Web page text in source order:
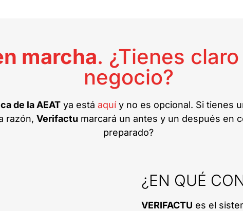
marcha. ¿Tienes
negocio?
de la AEATya está aquíy no es opcional. Si tienes
razón, Verifactu marcará un antes y un después en
preparado?
¿EN QUÉ
VERIFACTU es el